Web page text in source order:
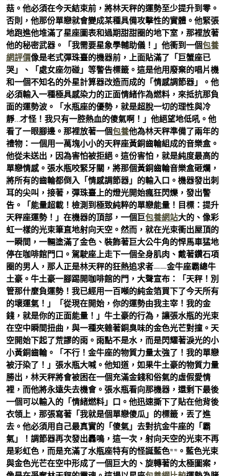
菇。他必須在今天結束前，將林天秤的運勢至少提升到零。
否則，他那份單戀就會變成某種具備攻擊性的實體。他緊張
地跑進他堆滿了星座圖表和過期甜甜圈的地下室，那裡放著
他的秘密武器。「我需要星象學輔助儀！」他衝到一個包養
網評價像是老式彈珠臺的機器前，上面貼滿了「巨蟹座已
哭」、「處女座勿碰」等警告標籤。這是他用廢棄的唱片機
和一個不知名的外星計算器改造而成的「情感調節器」。他
必須輸入一種極具感染力的正面情緒作為燃料，來抵抗那負
面的運勢波。「水瓶座的優勢，就是超脫一切的理性與冷
靜…才怪！我只有一腔熱血的傻氣啊！」他絕望地低吼。他
看了一眼腳邊。那裡放著一個包養他為林天秤準備了兩年的
禮物：一個用一萬塊小小的天秤座黃銅齒輪組成的音樂盒。
他從未送出，因為害怕被拒絕。這份害怕，就是純度最高的
單戀情感。張水瓶咬緊牙關，將那個黃銅齒輪音樂盒砸爛，
將所有的齒輪都倒入「情感調節器」的輸入口。機器發出刺
耳的尖叫，接著，彈珠臺上的燈光開始瘋狂閃爍，發出警
告。「能量超載！檢測到極致純粹的單戀能量！目標：提升
天秤座運勢！」在機器的頂部，一個巨包養網站大的、像彩
虹一樣的光束筆直地射向天空。然而，就在光束衝出屋頂的
一瞬間，一輛塗滿了金色、裝飾著巨大公牛角的悍馬車猛地
停在咖啡館門口。駕駛座上走下一個全身肌肉、戴著鑽石項
圈的男人，那人正是林天秤的狂熱追求者——金牛座霸總牛
土豪。牛土豪一腳踢開咖啡館的門，大聲宣布：「天秤！別
管那什麼負運勢！我已經用一百噸的純金箔買下了今天所有
的壞運氣！」「從現在開始，你的運勢由我主宰！我的金
錢，就是你的正面能量！」牛土豪的行為，讓張水瓶的光束
在空中瞬間扭曲，與一種夾雜著銅臭味的金色光芒對撞。天
空開始下起了荒謬的雨。雨點不是水，而是閃耀著淚光的小
小黃銅齒輪。「不行！金牛座的物質力量太強了！我的單戀
被汙染了！」張水瓶大喊。他知道，如果牛土豪的物質力量
勝出，林天秤將會被困在一個充滿金錢和俗氣的虛假愛情
裡，而他將永遠失去機會。張水瓶看向那機器，還剩下最後
一個可以輸入的「情緒燃料」口。他迅速撕下了貼在他背後
衣領上，那張寫著「我就是個單戀傻瓜」的標籤，丟了進
去。他必須用自己最真實的「傻氣」去對抗金牛座的「霸
氣」！調節器再次發出轟鳴，這一次，射向天空的光束不再
是彩虹色，而是充滿了水瓶座特有的怪誕藍色**。藍色光束
與金色光芒在空中形成了一個巨大的、旋轉著的太極圖案，